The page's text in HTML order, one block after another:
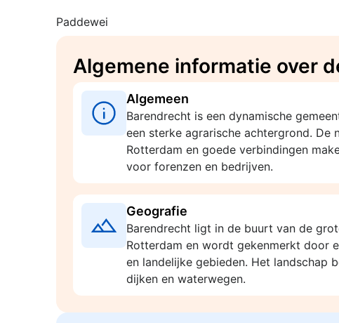
Paddewei
Algemene informatie over
Algemeen
Barendrecht is een dynamische
een sterke agrarische achtergrond. De
Rotterdam en goede verbindingen
voor forenzen en bedrijven.
Geografie
Barendrecht ligt in de buurt van de
Rotterdam en wordt gekenmerkt door
en landelijke gebieden. Het landschap
dijken en waterwegen.